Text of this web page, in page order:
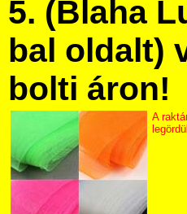
5. (Blaha
bal oldalt)
bolti áron!
A